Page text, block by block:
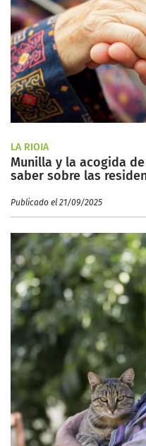
LA RIOJA
Munilla y la acogida
saber sobre las
Publicado el 21/09/2025